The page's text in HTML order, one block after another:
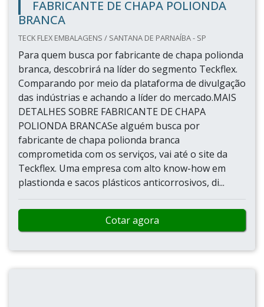
FABRICANTE DE CHAPA POLIONDA
BRANCA
TECK FLEX EMBALAGENS / SANTANA DE PARNAÍBA - SP
Para quem busca por fabricante de chapa polionda
branca, descobrirá na líder do segmento Teckflex.
Comparando por meio da plataforma de divulgação
das indústrias e achando a líder do mercado.MAIS
DETALHES SOBRE FABRICANTE DE CHAPA
POLIONDA BRANCASe alguém busca por
fabricante de chapa polionda branca
comprometida com os serviços, vai até o site da
Teckflex. Uma empresa com alto know-how em
plastionda e sacos plásticos anticorrosivos, di...
Cotar agora